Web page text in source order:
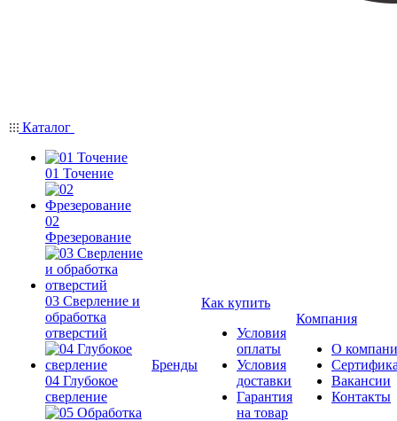
Каталог
01 Точение
02
Фрезерование
03 Сверление и
обработка
отверстий
04 Глубокое
сверление
Бренды
Как купить
Условия
оплаты
Условия
доставки
Гарантия
на товар
Компания
О
Вакансии
Контакты